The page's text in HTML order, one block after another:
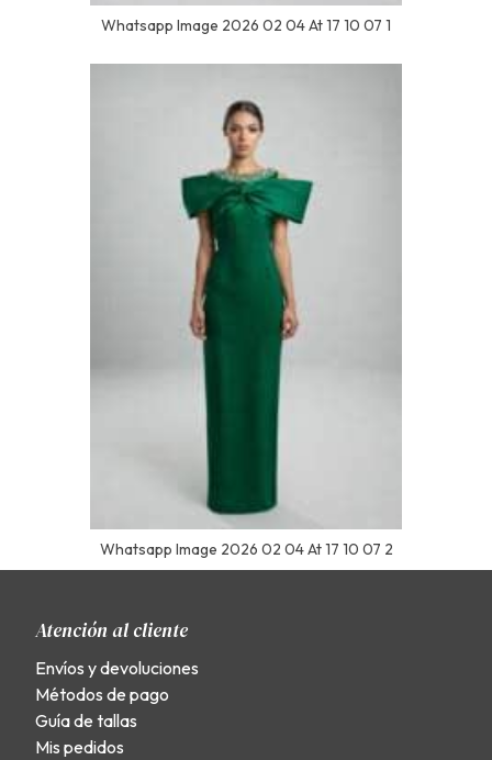
Whatsapp Image 2026 02 04 At 17 10 07 1
Whatsapp Image 2026 02 04 At 17 10 07 2
Atención al cliente
Envíos y devoluciones
Métodos de pago
Guía de tallas
Mis pedidos